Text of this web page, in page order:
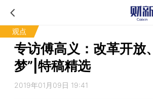
观点
专访傅高义：改革开放
梦”|特稿精选
2019年01月09日 19:41